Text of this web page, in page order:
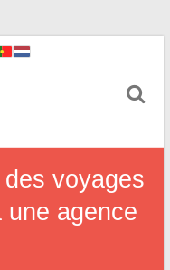
voyages
une agence